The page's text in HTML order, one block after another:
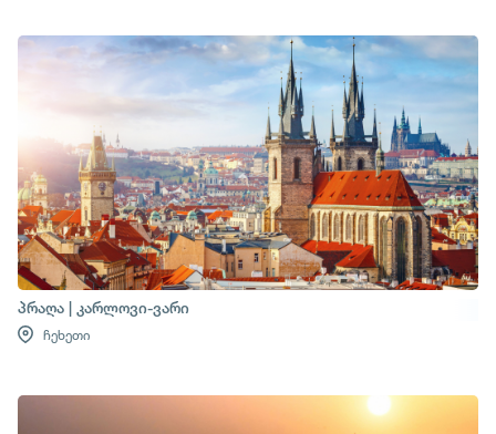
პრაღა | კარლოვი-ვარი
ჩეხეთი